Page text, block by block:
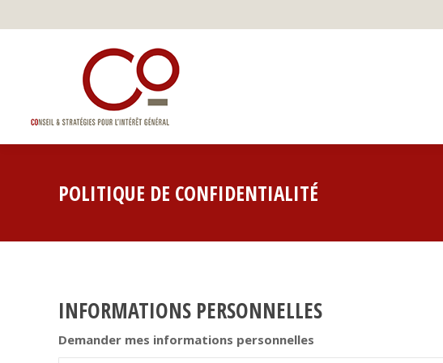
POLITIQUE DE CONFIDENTIALITÉ
INFORMATIONS PERSONNELLES
Demander mes informations personnelles